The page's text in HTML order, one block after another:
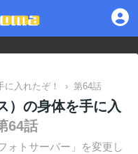
入れたぞ！
› 第64話
）の身体を手に入
64話
ォトサーバー」を変更し